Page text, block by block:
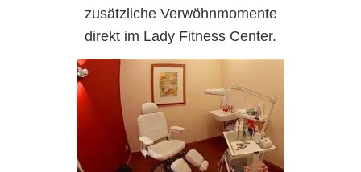
zusätzliche Verwöhnmomente
direkt im Lady Fitness Center.